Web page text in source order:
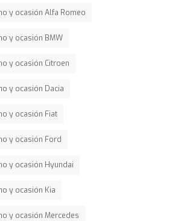
y ocasión Alfa Romeo
y ocasión BMW
y ocasión Citroen
y ocasión Dacia
y ocasión Fiat
y ocasión Ford
y ocasión Hyundai
y ocasión Kia
y ocasión Mercedes